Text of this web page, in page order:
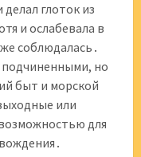
глоток из
и ослабевала в
соблюдалась․
но
быт и морской
или
для